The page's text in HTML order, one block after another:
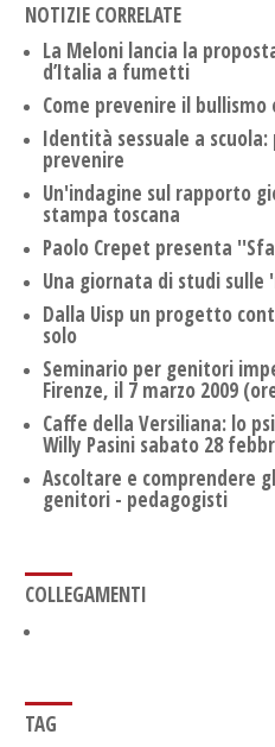
NOTIZIE CORRELATE
La Meloni lancia la
d’Italia a fumetti
Come prevenire il
Identità sessuale a
prevenire
Un'indagine sul rapporto
stampa toscana
Paolo Crepet presenta
Una giornata di studi sulle
Dalla Uisp un progetto
solo
Seminario per genitori
Firenze, il 7 marzo 2009
Caffe della Versiliana: lo
Willy Pasini sabato 28
Ascoltare e comprendere
genitori - pedagogisti
COLLEGAMENTI
TAG